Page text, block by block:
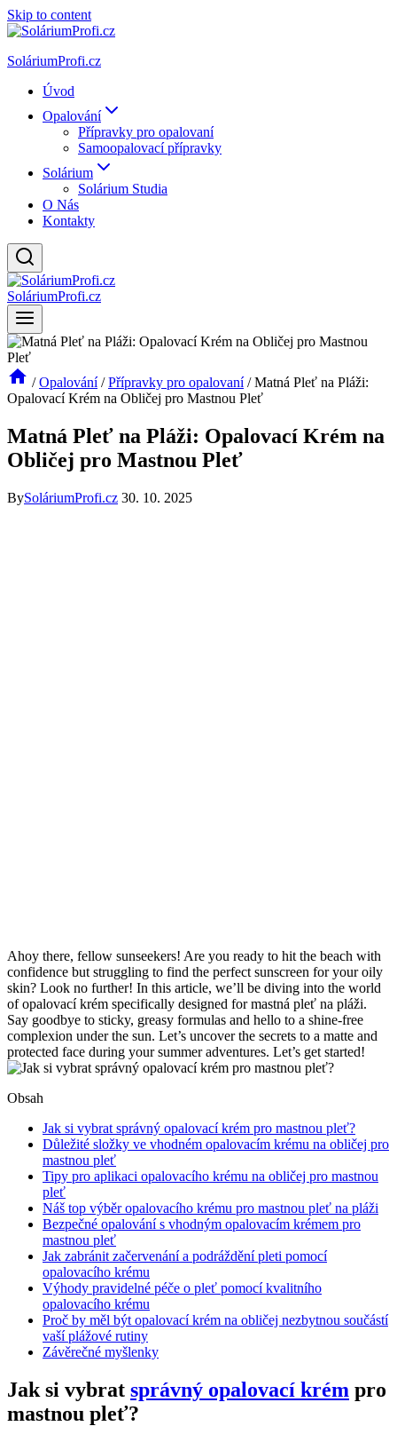
Skip to content
SoláriumProfi.cz
Úvod
Opalování
Přípravky pro opalovaní
Samoopalovací přípravky
Solárium
Solárium Studia
O Nás
Kontakty
SoláriumProfi.cz
/ Opalování / Přípravky pro opalovaní / Matná Pleť na Pláži:
Opalovací Krém na Obličej pro Mastnou Pleť
Matná Pleť na Pláži: Opalovací Krém na
Obličej pro Mastnou Pleť
BySoláriumProfi.cz 30. 10. 2025
Ahoy there, ​fellow sunseekers! ​Are you ready ​to hit the beach⁢ with
confidence but ⁤struggling to find the perfect sunscreen for⁢ your oily
skin? Look no further! ‍In ​this article, we’ll be ​diving into the world
of opalovací krém specifically designed for mastná pleť na pláži.
⁤Say goodbye to sticky, ‍greasy ‌formulas and hello to ⁣a shine-free
complexion under the sun. Let’s uncover the secrets to a matte and​
protected face during your​ summer ⁣adventures. ⁣Let’s get started!
Obsah
Jak si vybrat správný opalovací ⁤krém pro⁣ mastnou pleť?
Důležité složky ve vhodném‍ opalovacím⁢ krému na obličej pro
mastnou pleť
Tipy pro ​aplikaci opalovacího krému na ⁣obličej⁤ pro mastnou
pleť
Náš‍ top výběr opalovacího krému pro mastnou ⁢pleť na​ pláži
Bezpečné opalování s vhodným opalovacím krémem pro
mastnou pleť
Jak zabránit začervenání a podráždění pleti pomocí
opalovacího krému
Výhody pravidelné‍ péče o pleť pomocí kvalitního‍
opalovacího krému
Proč by měl být opalovací krém na obličej ⁣nezbytnou součástí
vaší plážové rutiny
Závěrečné myšlenky
Jak si vybrat správný opalovací ⁤krém pro⁣
mastnou pleť?